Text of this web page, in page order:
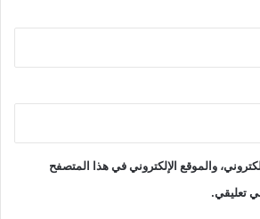
والموقع الإلكتروني في هذا المتصفح
تعليقي.